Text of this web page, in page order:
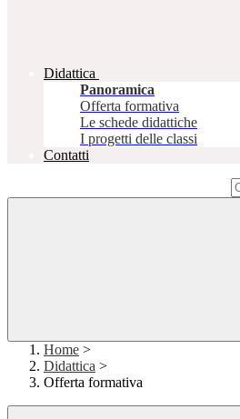
Didattica
Panoramica
Offerta formativa
Le schede didattiche
I progetti delle classi
Contatti
Home >
Didattica >
Offerta formativa